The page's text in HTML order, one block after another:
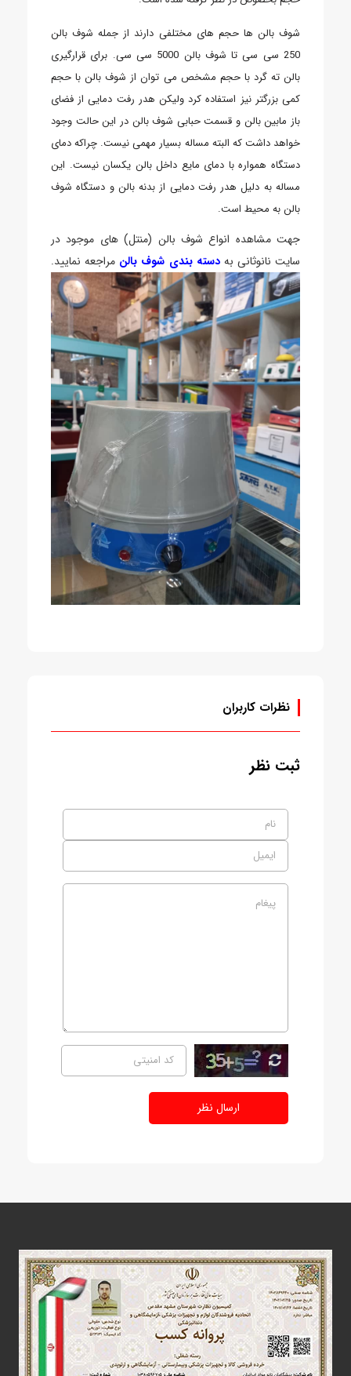
شوف بالن ها حجم های مختلفی دارند از جمله شوف بالن
250 سی سی تا شوف بالن 5000 سی سی. برای قرارگیری
بالن ته گرد با حجم مشخص می توان از شوف بالن با حجم
کمی بزرگتر نیز استفاده کرد ولیکن هدر رفت دمایی از فضای
باز مابین بالن و قسمت حبابی شوف بالن در این حالت وجود
خواهد داشت که البته مساله بسیار مهمی نیست. چراکه دمای
دستگاه همواره با دمای مایع داخل بالن یکسان نیست. این
مساله به دلیل هدر رفت دمایی از بدنه بالن و دستگاه شوف
بالن به محیط است.
جهت مشاهده انواع شوف بالن (منتل) های موجود در
سایت نانوثانی بهدسته بندی شوف بالن مراجعه نمایید.
نظرات کاربران
ثبت نظر
ارسال نظر